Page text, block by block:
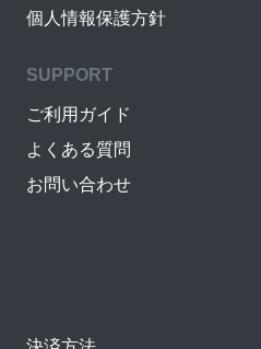
個人情報保護方針
SUPPORT
ご利用ガイド
よくある質問
お問い合わせ